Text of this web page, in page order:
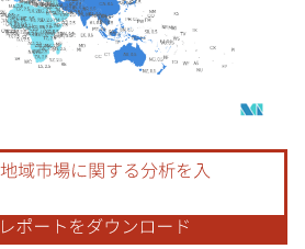
利用にはCC BY 4.0の表示が必要です。